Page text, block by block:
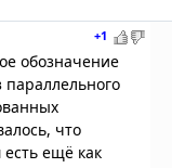
+1
обозначение
параллельного
что
ещё как